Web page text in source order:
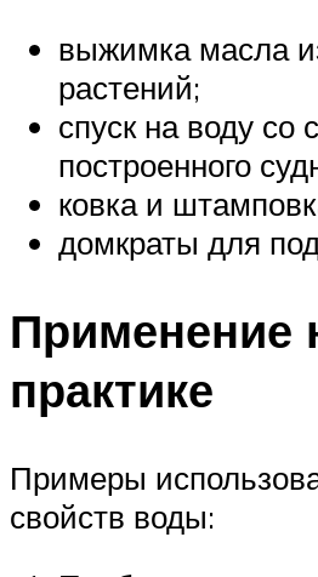
выжимка масла
растений;
спуск на воду со
построенного
ковка и
домкраты для
Применение
практике
Примеры
свойств воды: